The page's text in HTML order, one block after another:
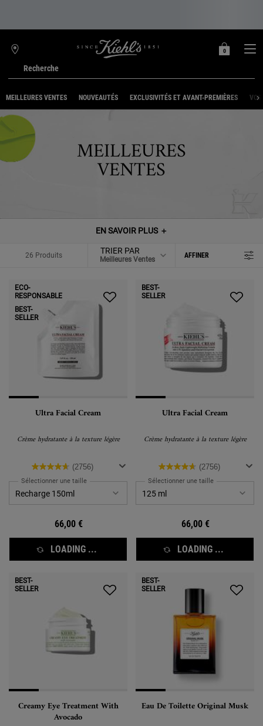
Recherche
TROUVER
BOUTIQUE
MON
0
0 PRODUIT
MEILLEURES VENTES NOUVEAUTÉS EXCLUSIVITÉS ET AVANT-PREMIÈRES
MEILLEURES
VENTES
EN SAVOIR PLUS ＋
26 Produits TRIER PAR AFFINER
MENU DE FILTRAGE
ECO-
RESPONSABLE
BEST-
SELLER
Ultra Facial Cream
Crème hydratante à la texture légère
(2756)
Sélectionner une taille
66,00 €
LOADING ...
BEST-
SELLER
Ultra Facial Cream
Crème hydratante à la texture légère
(2756)
Sélectionner une taille
66,00 €
LOADING ...
BEST-
SELLER
Creamy Eye Treatment With
Avocado
BEST-
SELLER
Eau De Toilette Original Musk